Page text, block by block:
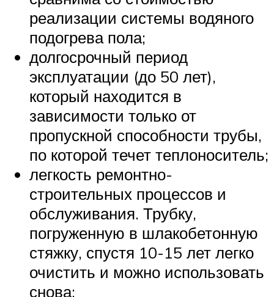
реализации системы водяного
подогрева пола;
долгосрочный период
эксплуатации (до 50 лет),
который находится в
зависимости только от
пропускной способности трубы,
по которой течет теплоноситель;
легкость ремонтно-
строительных процессов и
обслуживания. Трубку,
погруженную в шлакобетонную
стяжку, спустя 10-15 лет легко
очистить и можно использовать
снова;